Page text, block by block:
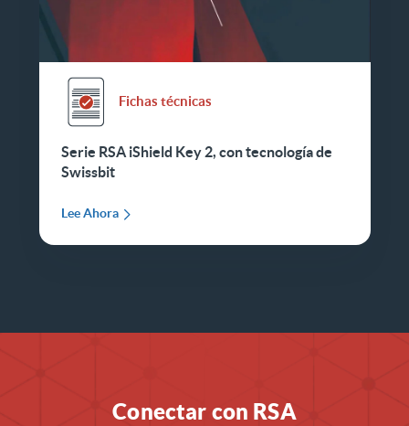
Fichas técnicas
Serie RSA iShield Key 2, con tecnología de
Swissbit
Lee Ahora
Conectar con RSA